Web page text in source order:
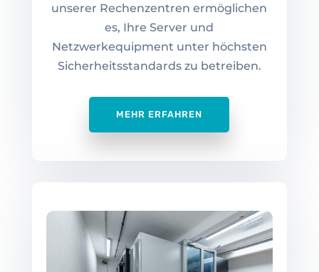
unserer Rechenzentren ermöglichen
es, Ihre Server und
Netzwerkequipment unter höchsten
Sicherheitsstandards zu betreiben.
MEHR ERFAHREN